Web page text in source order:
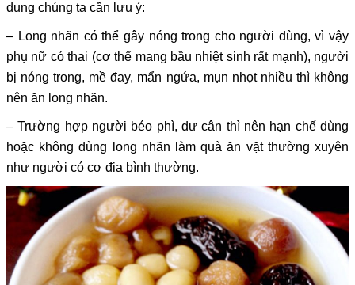
dụng chúng ta cần lưu ý:
– Long nhãn có thể gây nóng trong cho người dùng, vì vậy
phụ nữ có thai (cơ thể mang bầu nhiệt sinh rất mạnh), người
bị nóng trong, mề đay, mẩn ngứa, mụn nhọt nhiều thì không
nên ăn long nhãn.
– Trường hợp người béo phì, dư cân thì nên hạn chế dùng
hoặc không dùng long nhãn làm quà ăn vặt thường xuyên
như người có cơ địa bình thường.